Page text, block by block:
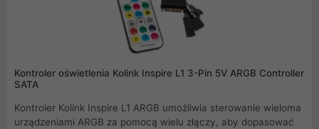
Kontroler oświetlenia Kolink Inspire L1 3-Pin 5V ARGB Controller
SATA
Kontroler Kolink Inspire L1 ARGB umożliwia sterowanie wieloma
urządzeniami ARGB za pomocą wielu złączy, aby dopasować